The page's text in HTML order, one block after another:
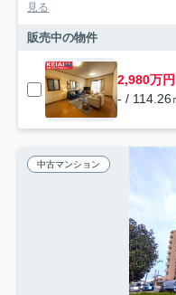
見る
販売中の物件
2,980万円
- / 114.26
中古マンション